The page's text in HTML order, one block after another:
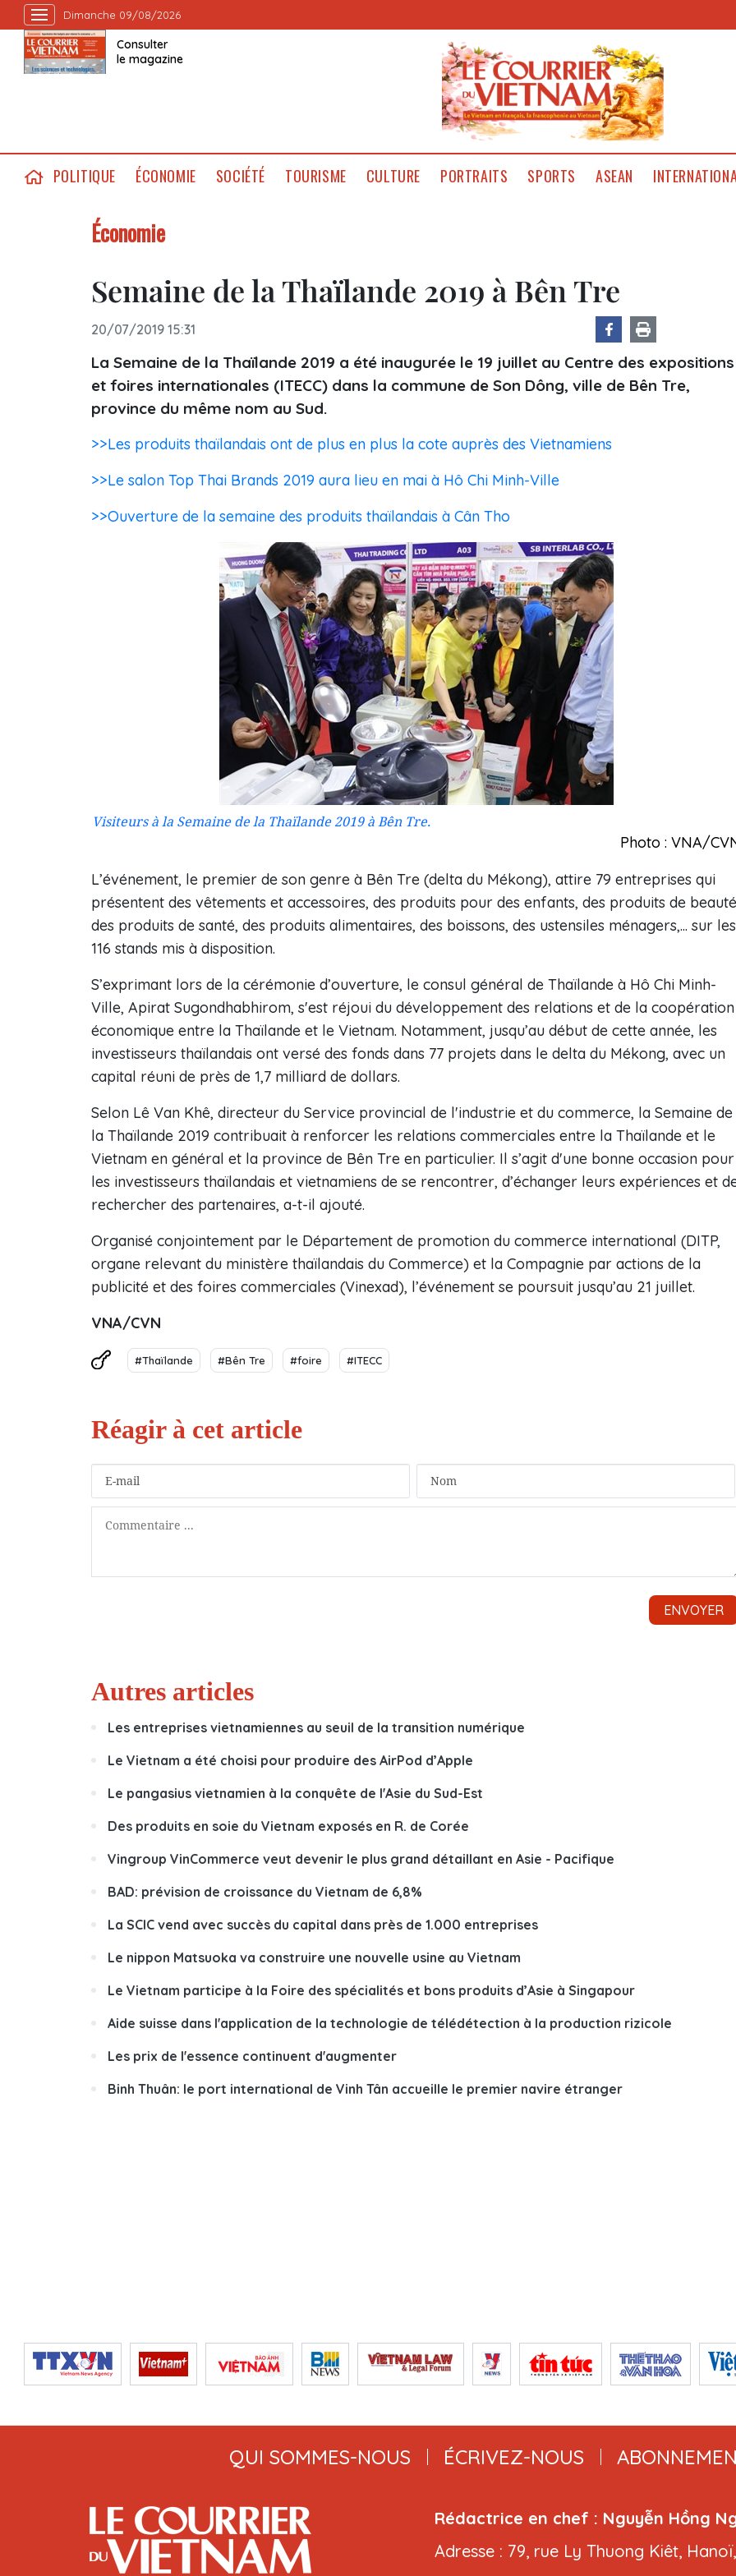
Dimanche 09/08/2026
Consulter
le magazine
POLITIQUE ÉCONOMIE SOCIÉTÉ TOURISME CULTURE PORTRAITS SPORTS ASEAN
Économie
Semaine de la Thaïlande 2019 à Bên Tre
20/07/2019 15:31
La Semaine de la Thaïlande 2019 a été inaugurée le 19 juillet au Centre des expositions
et foires internationales (ITECC) dans la commune de Son Dông, ville de Bên Tre,
province du même nom au Sud.
>>Les produits thaïlandais ont de plus en plus la cote auprès des Vietnamiens
>>Le salon Top Thai Brands 2019 aura lieu en mai à Hô Chi Minh-Ville
>>Ouverture de la semaine des produits thaïlandais à Cân Tho
Visiteurs à la Semaine de la Thaïlande 2019 à Bên Tre.
Photo : VNA/
L’événement, le premier de son genre à Bên Tre (delta du Mékong), attire 79 entreprises qui
présentent des vêtements et accessoires, des produits pour des enfants, des produits de
des produits de santé, des produits alimentaires, des boissons, des ustensiles ménagers,... sur les
116 stands mis à disposition.
S’exprimant lors de la cérémonie d’ouverture, le consul général de Thaïlande à Hô Chi Minh-
Ville, Apirat Sugondhabhirom, s'est réjoui du développement des relations et de la coopération
économique entre la Thaïlande et le Vietnam. Notamment, jusqu’au début de cette année, les
investisseurs thaïlandais ont versé des fonds dans 77 projets dans le delta du Mékong, avec un
capital réuni de près de 1,7 milliard de dollars.
Selon Lê Van Khê, directeur du Service provincial de l'industrie et du commerce, la Semaine de
la Thaïlande 2019 contribuait à renforcer les relations commerciales entre la Thaïlande et le
Vietnam en général et la province de Bên Tre en particulier. Il s’agit d'une bonne occasion pour
les investisseurs thaïlandais et vietnamiens de se rencontrer, d’échanger leurs expériences et
rechercher des partenaires, a-t-il ajouté.
Organisé conjointement par le Département de promotion du commerce international (DITP,
organe relevant du ministère thaïlandais du Commerce) et la Compagnie par actions de la
publicité et des foires commerciales (Vinexad), l’événement se poursuit jusqu’au 21 juillet.
VNA/CVN
#Thaïlande #Bên Tre #foire #ITECC
Autres articles
Les entreprises vietnamiennes au seuil de la transition numérique
Le Vietnam a été choisi pour produire des AirPod d’Apple
Le pangasius vietnamien à la conquête de l'Asie du Sud-Est
Des produits en soie du Vietnam exposés en R. de Corée
Vingroup VinCommerce veut devenir le plus grand détaillant en Asie - Pacifique
BAD: prévision de croissance du Vietnam de 6,8%
La SCIC vend avec succès du capital dans près de 1.000 entreprises
Le nippon Matsuoka va construire une nouvelle usine au Vietnam
Le Vietnam participe à la Foire des spécialités et bons produits d’Asie à Singapour
Aide suisse dans l'application de la technologie de télédétection à la production rizicole
Les prix de l'essence continuent d'augmenter
Binh Thuân: le port international de Vinh Tân accueille le premier navire étranger
QUI SOMMES-NOUS ÉCRIVEZ-NOUS
Rédactrice en chef : Nguyễn Hồng
Adresse : 79, rue Ly Thuong Kiêt,